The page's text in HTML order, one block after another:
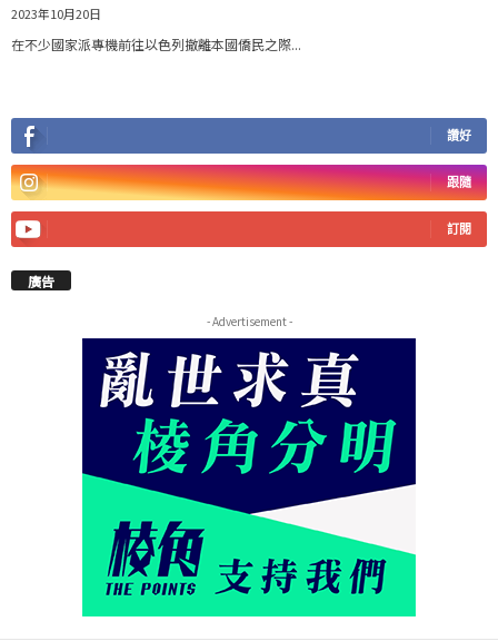
2023年10月20日
在不少國家派專機前往以色列撤離本國僑民之際...
讚好
跟隨
訂閱
廣告
- Advertisement -